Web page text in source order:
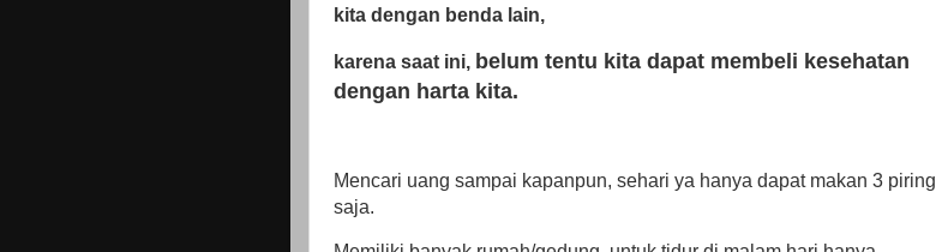
kita dengan benda lain,
karena saat ini, belum tentu kita dapat membeli kesehatan
dengan harta kita.
Mencari uang sampai kapanpun, sehari ya hanya dapat makan 3 piring
saja.